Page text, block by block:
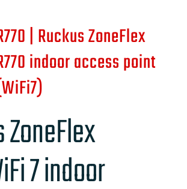
| Ruckus ZoneFlex
indoor access point
7 indoor